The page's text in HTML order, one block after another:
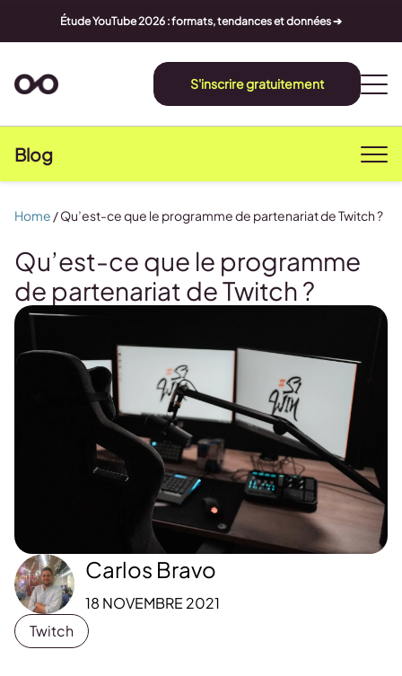
Étude YouTube 2026 : formats, tendances et données ➔
S'inscrire gratuitement
Blog
Qu’est-ce que le programme
de partenariat de Twitch ?
Carlos Bravo
18 NOVEMBRE 2021
Twitch
Home /Qu’est-ce que le programme de partenariat de Twitch ?